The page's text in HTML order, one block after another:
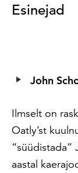
Esinejad
John
Ilmselt on
Oatly’st
“süüdistada”
aastal